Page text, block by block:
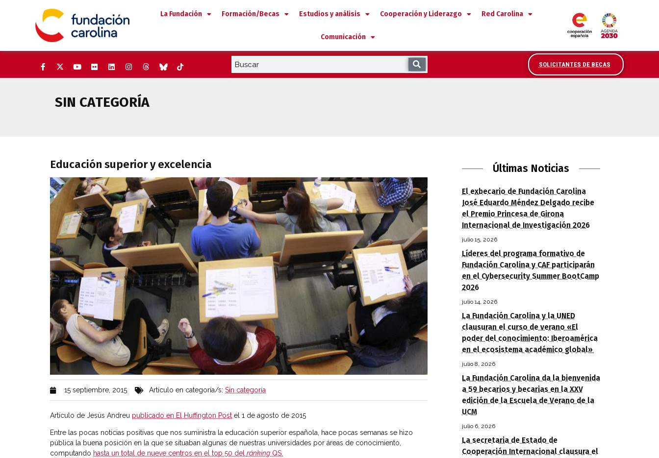
La Fundación Formación/Becas Estudios y análisis Cooperación y Liderazgo Red Carolina
Comunicación
SOLICITANTES DE BECAS
SIN CATEGORÍA
Educación superior y excelencia
15 septiembre, 2015 Artículo en categoría/s: Sin categoría
Artículo de Jesús Andreu publicado en El Huffington Post el 1 de agosto de 2015
Entre las pocas noticias positivas que nos suministra la educación superior española, hace pocas semanas se hizo
pública la buena posición en la que se situaban algunas de nuestras universidades por áreas de conocimiento,
computando hasta un total de nueve centros en el top 50 del ránking QS.
Últimas Noticias
El exbecario de Fundación Carolina
José Eduardo Méndez Delgado recibe
el Premio Princesa de Girona
Internacional de Investigación 2026
julio 15, 2026
Líderes del programa formativo de
Fundación Carolina y CAF participarán
en el Cybersecurity Summer BootCamp
2026
julio 14, 2026
La Fundación Carolina y la UNED
clausuran el curso de verano «El
poder del conocimiento: Iberoamérica
en el ecosistema académico global»
julio 8, 2026
La Fundación Carolina da la bienvenida
a 59 becarios y becarias en la XXV
edición de la Escuela de Verano de la
UCM
julio 6, 2026
La secretaria de Estado de
Cooperación Internacional clausura el